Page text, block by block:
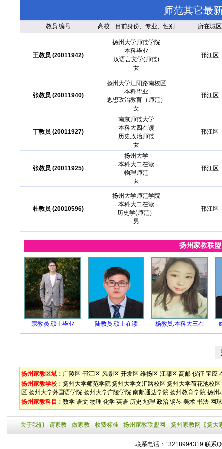
师范其它最
教员.编号 高校、目前身份、专业、性别 所在城区
王教员 (20011942)
扬州大学师范学院
本科毕业
汉语言文学(师范)
女
邗江区
张教员 (20011940)
扬州大学江阳路南校区
本科毕业
思想政治教育（师范）
女
邗江区
丁教员 (20011927)
南京师范大学
本科大四在读
历史政治师范
女
邗江区
张教员 (20011925)
扬州大学
本科大二在读
物理师范
女
邗江区
杜教员 (20010596)
扬州大学师范学院
本科大二在读
历史学(师范）
男
邗江区
扬州家教联
宗教员.硕士毕业 陆教员.硕士在读 杨教员.本科大三在
扬州家教区域： 广陵区 邗江区 风景区 开发区 维扬区 江都区 高邮 仪征 宝应
扬州家教学校： 扬州大学师范学院 扬州大学文汇路校区 扬州大学荷花池校区
区 扬州大学外国语学院 扬州大学广陵学院 南邮通达学院 扬州教育学院 扬州
扬州家教科目： 数学 语文 物理 化学 英语 历史 地理 政治 钢琴 美术 书法 网球
关于我们 - 请家教 - 做家教 - 收费标准 - 扬州家教联盟网—扬州家教网【扬大
联系电话：13218994319 联系